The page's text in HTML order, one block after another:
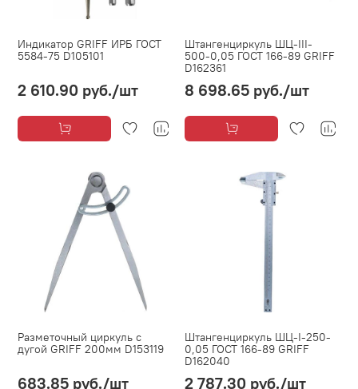
Индикатор GRIFF ИРБ ГОСТ
5584-75 D105101
2 610.90 руб./шт
Штангенциркуль ШЦ-III-
500-0,05 ГОСТ 166-89 GRIFF
D162361
8 698.65 руб./шт
Разметочный циркуль с
дугой GRIFF 200мм D153119
683.85 руб./шт
Штангенциркуль ШЦ-I-250-
0,05 ГОСТ 166-89 GRIFF
D162040
2 787.30 руб./шт